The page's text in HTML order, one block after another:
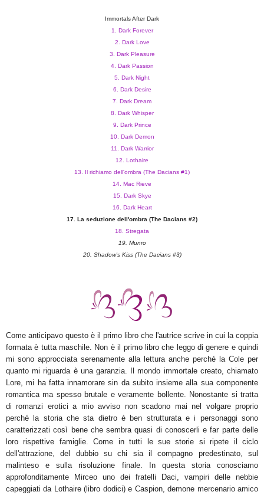
Immortals After Dark
1. Dark Forever
2. Dark Love
3. Dark Pleasure
4. Dark Passion
5. Dark Night
6. Dark Desire
7. Dark Dream
8. Dark Whisper
9. Dark Prince
10. Dark Demon
11. Dark Warrior
12. Lothaire
13. Il richiamo dell'ombra (The Dacians #1)
14. Mac Rieve
15. Dark Skye
16. Dark Heart
17. La seduzione dell'ombra (The Dacians #2)
18. Stregata
19. Munro
20. Shadow's Kiss (The Dacians #3)
Come anticipavo questo è il primo libro che l'autrice scrive in cui la coppia
formata è tutta maschile. Non è il primo libro che leggo di genere e quindi
mi sono approcciata serenamente alla lettura anche perché la Cole per
quanto mi riguarda è una garanzia. Il mondo immortale creato, chiamato
Lore, mi ha fatta innamorare sin da subito insieme alla sua componente
romantica ma spesso brutale e veramente bollente. Nonostante si tratta
di romanzi erotici a mio avviso non scadono mai nel volgare proprio
perché la storia che sta dietro è ben strutturata e i personaggi sono
caratterizzati così bene che sembra quasi di conoscerli e far parte delle
loro rispettive famiglie. Come in tutti le sue storie si ripete il ciclo
dell'attrazione, del dubbio su chi sia il compagno predestinato, sul
malinteso e sulla risoluzione finale. In questa storia conosciamo
approfonditamente Mirceo uno dei fratelli Daci, vampiri delle nebbie
capeggiati da Lothaire (libro dodici) e Caspion, demone mercenario amico